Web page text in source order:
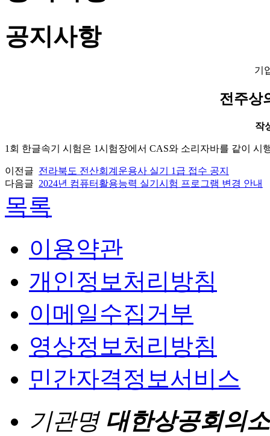
공지사항
기
전주상
작
1회 한글속기 시험은 1시험장에서 CAS와 소리자바를 같이 시
이전글 전라북도 전산회계운용사 실기 1급 접수 공지
다음글 2024년 컴퓨터활용능력 실기시험 프로그램 변경 안내
목록
이용약관
개인정보처리방침
이메일수집거부
영상정보처리방침
민간자격정보서비스
기관명 대한상공회의소